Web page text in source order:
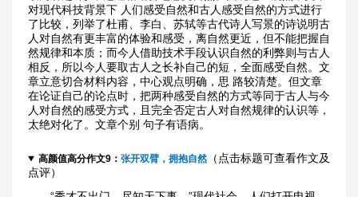
对现代科技背景下 人们感受自然和古人感受自然的方式进行
了比较，列举了杜甫、李白、苏轼等古代诗人写景的诗说明古
人对自然有更丰富的体验和感受，离自然更近，但不能把握自
然规律和本质；而今人借助技术手段认识自然的利弊则与古人
相反，所以今人要取古人之长补自己的短，全面感受自然。文
章立意切合材料内容，中心观点明确，思 路较清楚。但文章
在论证自己的论点时，把两种感受自然的方式等同于古人与今
人对自然的感受方式，且完全否定古人对自然规律的认识等，
太绝对化了。文章个别 句子有语病。
高颜值高分作文9： 张开双臂，拥抱自然（点击标题可查看作文及
点评）